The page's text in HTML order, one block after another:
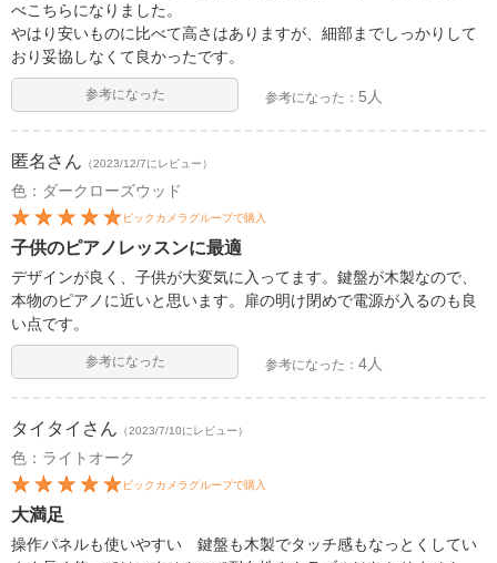
べこちらになりました。
やはり安いものに比べて高さはありますが、細部までしっかりして
おり妥協しなくて良かったです。
参考になった 参考になった： 5人
匿名 さん （2023/12/7にレビュー）
色：ダークローズウッド
ビックカメラグループで購入
子供のピアノレッスンに最適
デザインが良く、子供が大変気に入ってます。鍵盤が木製なので、
本物のピアノに近いと思います。扉の明け閉めで電源が入るのも良
い点です。
参考になった 参考になった：4人
タイタイ さん （2023/7/10にレビュー）
色：ライトオーク
ビックカメラグループで購入
大満足
操作パネルも使いやすい 鍵盤も木製でタッチ感もなっとくしてい